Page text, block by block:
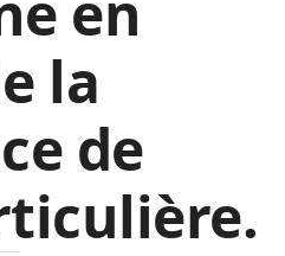
la
de